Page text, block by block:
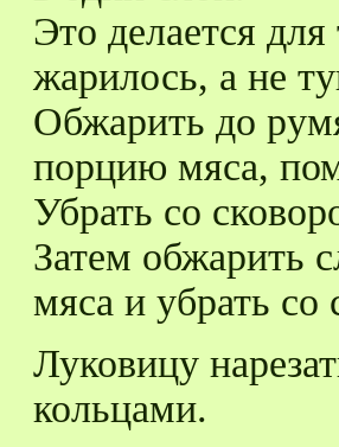
Это делается
жарилось, а не
Обжарить до
порцию мяса,
Убрать со
Затем обжарить
мяса и убрать со
Луковицу
кольцами.